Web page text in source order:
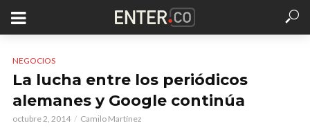
NEGOCIOS
La lucha entre los periódicos
alemanes y Google continúa
octubre 2, 2014 Camilo Martínez